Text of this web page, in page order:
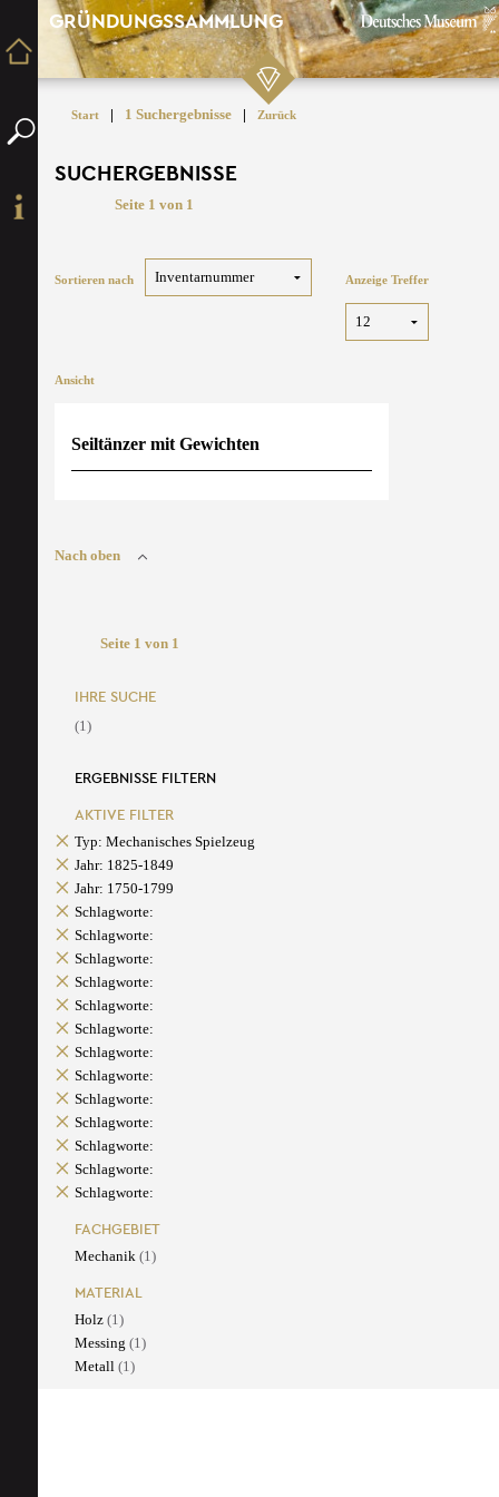
GRÜNDUNGSSAMMLUNG
Start | 1 Suchergebnisse | Zurück
SUCHERGEBNISSE
Seite 1 von 1
Sortieren nach Anzeige Treffer
Ansicht
Seiltänzer mit Gewichten
Nach oben
Seite 1 von 1
IHRE SUCHE
(1)
ERGEBNISSE FILTERN
AKTIVE FILTER
Typ: Mechanisches Spielzeug
Jahr: 1825-1849
Jahr: 1750-1799
Schlagworte:
Schlagworte:
Schlagworte:
Schlagworte:
Schlagworte:
Schlagworte:
Schlagworte:
Schlagworte:
Schlagworte:
Schlagworte:
Schlagworte:
Schlagworte:
Schlagworte:
FACHGEBIET
Mechanik (1)
MATERIAL
Holz (1)
Messing (1)
Metall (1)